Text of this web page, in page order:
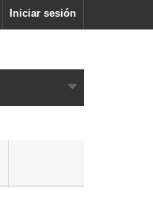
Iniciar sesión